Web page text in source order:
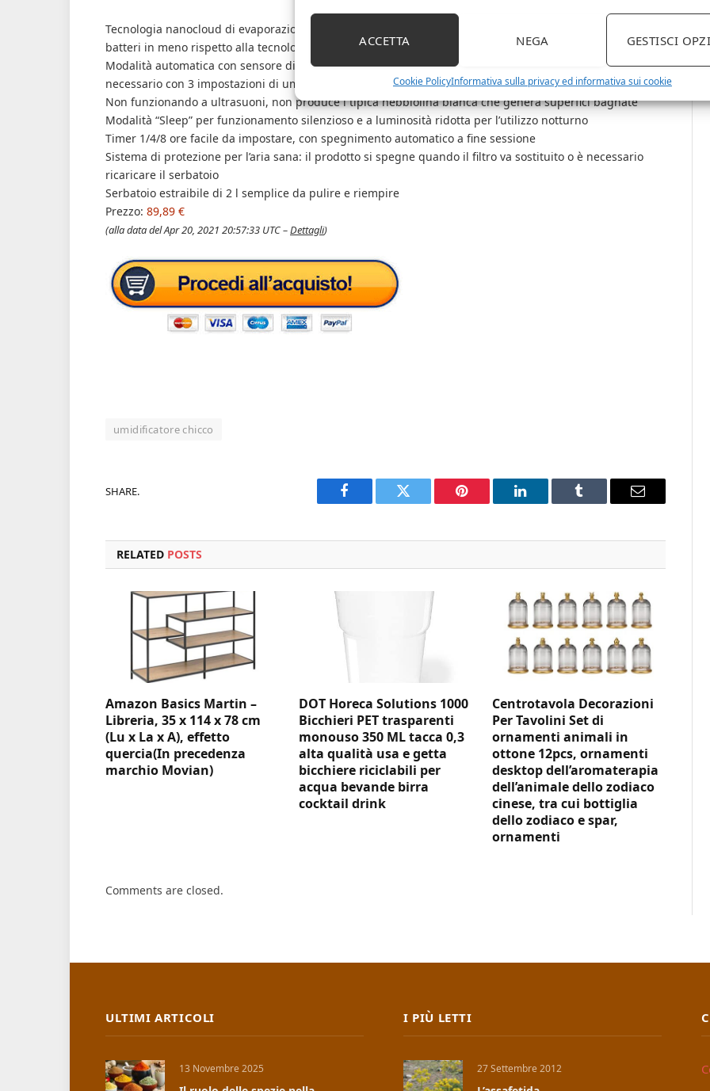
ACCETTA NEGA GESTISCI
Cookie PolicyInformativa sulla privacy ed informativa sui cookie
Tecnologia nanocloud di evaporazione naturale igienicamente più sicura, che emette nell’aria il 99% di
batteri in meno rispetto alla tecnologia a ultrasuoni per rendere l’aria di casa più sana
Modalità automatica con sensore digitale per controllare l’umidità dell’aria e accendersi solo quando
necessario con 3 impostazioni di umidità a 40-50-60% per tenere il livello desiderato
Non funzionando a ultrasuoni, non produce l tipica nebbiolina bianca che genera superfici bagnate
Modalità “Sleep” per funzionamento silenzioso e a luminosità ridotta per l’utilizzo notturno
Timer 1/4/8 ore facile da impostare, con spegnimento automatico a fine sessione
Sistema di protezione per l’aria sana: il prodotto si spegne quando il filtro va sostituito o è necessario
ricaricare il serbatoio
Serbatoio estraibile di 2 l semplice da pulire e riempire
Prezzo: 89,89 €
(alla data del Apr 20, 2021 20:57:33 UTC –Dettagli)
umidificatore chicco
SHARE.
Facebook Twitter Pinterest LinkedIn Tumblr Email
RELATED POSTS
Amazon Basics Martin –
Libreria, 35 x 114 x 78 cm
(Lu x La x A), effetto
quercia(In precedenza
marchio Movian)
DOT Horeca Solutions 1000
Bicchieri PET trasparenti
monouso 350 ML tacca 0,3
alta qualità usa e getta
bicchiere riciclabili per
acqua bevande birra
cocktail drink
Centrotavola Decorazioni
Per Tavolini Set di
ornamenti animali in
ottone 12pcs, ornamenti
desktop dell’aromaterapia
dell’animale dello zodiaco
cinese, tra cui bottiglia
dello zodiaco e spar,
ornamenti
Comments are closed.
ULTIMI ARTICOLI
13 Novembre 2025
I PIÙ LETTI
27 Settembre 2012